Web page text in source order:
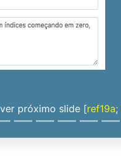
próximo slide [ref19a;